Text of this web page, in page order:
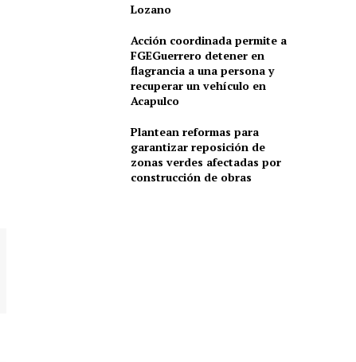
Lozano
Acción coordinada permite a
FGEGuerrero detener en
flagrancia a una persona y
recuperar un vehículo en
Acapulco
Plantean reformas para
garantizar reposición de
zonas verdes afectadas por
construcción de obras